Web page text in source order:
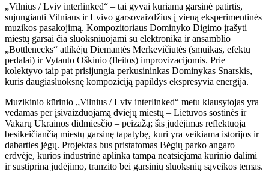
„Vilnius / Lviv interlinked“ – tai gyvai kuriama garsinė patirtis,
sujungianti Vilniaus ir Lvivo garsovaizdžius į vieną eksperimentinės
muzikos pasakojimą. Kompozitoriaus Dominyko Digimo įrašyti
miestų garsai čia sluoksniuojami su elektronika ir ansamblio
„Bottlenecks“ atlikėjų Diemantės Merkevičiūtės (smuikas, efektų
pedalai) ir Vytauto Oškinio (fleitos) improvizacijomis. Prie
kolektyvo taip pat prisijungia perkusininkas Dominykas Snarskis,
kuris daugiasluoksnę kompoziciją papildys ekspresyvia energija.
Muzikinio kūrinio „Vilnius / Lviv interlinked“ metu klausytojas yra
vedamas per įsivaizduojamą dviejų miestų – Lietuvos sostinės ir
Vakarų Ukrainos didmiesčio – peizažą; šis judėjimas reflektuoja
besikeičiančią miestų garsinę tapatybę, kuri yra veikiama istorijos ir
dabarties jėgų. Projektas bus pristatomas Bėgių parko angaro
erdvėje, kurios industrinė aplinka tampa neatsiejama kūrinio dalimi
ir sustiprina judėjimo, tranzito bei garsinių sluoksnių sąveikos temas.